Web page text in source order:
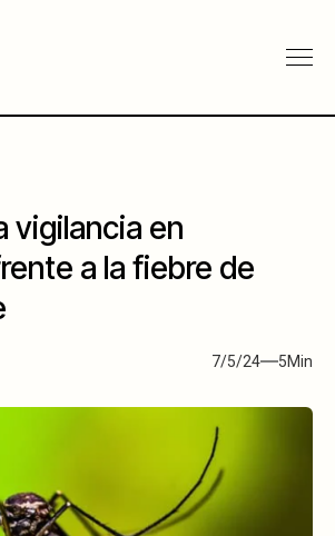
vigilancia en
a la fiebre de
7/5/24 5Min